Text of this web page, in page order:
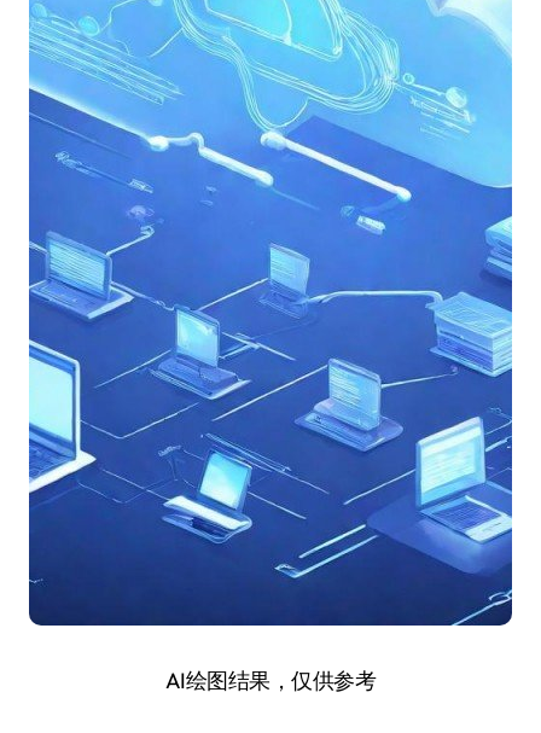
AI绘图结果，仅供参考